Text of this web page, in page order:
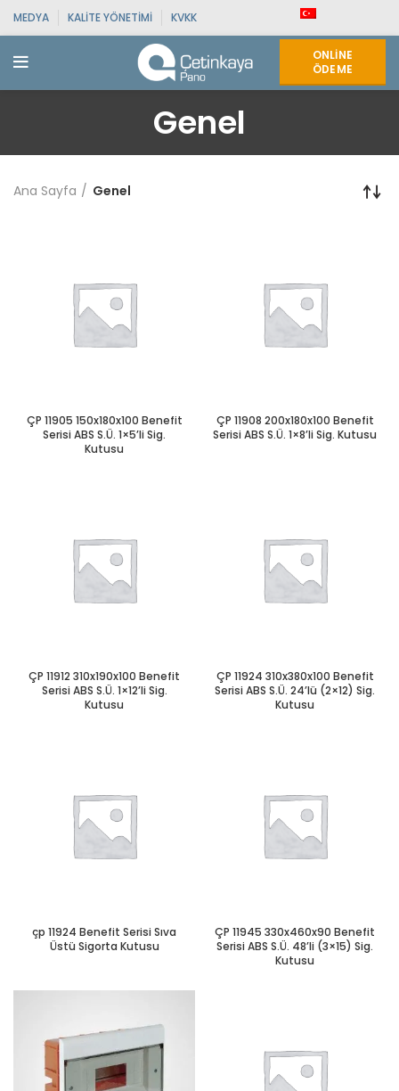
MEDYA KALITE YÖNETIMI KVKK
ONLINE
ÖDEME
Genel
Ana Sayfa Genel
ÇP 11905 150x180x100 Benefit
Serisi ABS S.Ü. 1×5’li Sig.
Kutusu
ÇP 11908 200x180x100 Benefit
Serisi ABS S.Ü. 1×8’li Sig. Kutusu
ÇP 11912 310x190x100 Benefit
Serisi ABS S.Ü. 1×12’li Sig.
Kutusu
ÇP 11924 310x380x100 Benefit
Serisi ABS S.Ü. 24’lü (2×12) Sig.
Kutusu
çp 11924 Benefit Serisi Sıva
Üstü Sigorta Kutusu
ÇP 11945 330x460x90 Benefit
Serisi ABS S.Ü. 48’li (3×15) Sig.
Kutusu